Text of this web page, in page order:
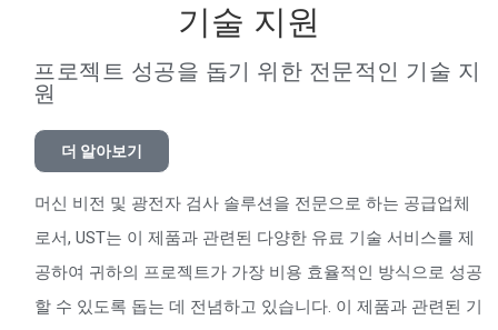
기술 지원
프로젝트 성공을 돕기 위한 전문적인 기술 지
원
머신 비전 및 광전자 검사 솔루션을 전문으로 하는 공급업체
로서, UST는 이 제품과 관련된 다양한 유료 기술 서비스를 제
공하여 귀하의 프로젝트가 가장 비용 효율적인 방식으로 성공
할 수 있도록 돕는 데 전념하고 있습니다. 이 제품과 관련된 기
더 알아보기